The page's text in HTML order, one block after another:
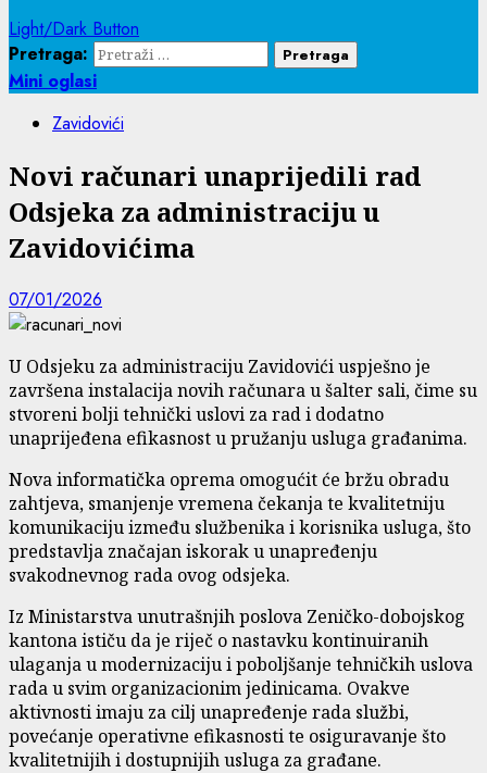
Light/Dark Button
Pretraga:
Mini oglasi
Zavidovići
Novi računari unaprijedili rad
Odsjeka za administraciju u
Zavidovićima
07/01/2026
U Odsjeku za administraciju Zavidovići uspješno je
završena instalacija novih računara u šalter sali, čime su
stvoreni bolji tehnički uslovi za rad i dodatno
unaprijeđena efikasnost u pružanju usluga građanima.
Nova informatička oprema omogućit će bržu obradu
zahtjeva, smanjenje vremena čekanja te kvalitetniju
komunikaciju između službenika i korisnika usluga, što
predstavlja značajan iskorak u unapređenju
svakodnevnog rada ovog odsjeka.
Iz Ministarstva unutrašnjih poslova Zeničko-dobojskog
kantona ističu da je riječ o nastavku kontinuiranih
ulaganja u modernizaciju i poboljšanje tehničkih uslova
rada u svim organizacionim jedinicama. Ovakve
aktivnosti imaju za cilj unapređenje rada službi,
povećanje operativne efikasnosti te osiguravanje što
kvalitetnijih i dostupnijih usluga za građane.